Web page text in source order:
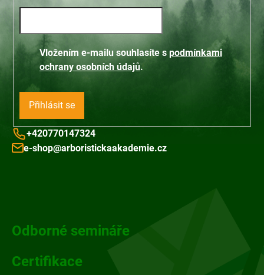
Vložením e-mailu souhlasíte s podmínkami
ochrany osobních údajů.
Přihlásit se
+420770147324
e-shop@arboristickaakademie.cz
Odborné semináře
Certifikace